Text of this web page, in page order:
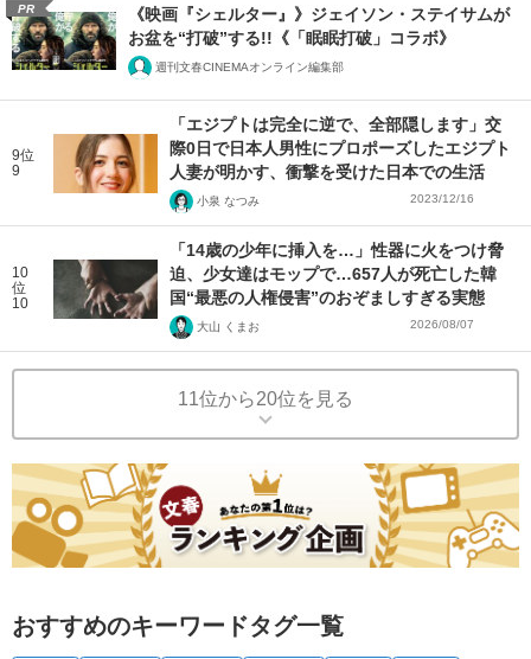
PR
《映画『シェルター』》ジェイソン・ステイサムが
お盆を“打破”する!!《「眠眠打破」コラボ》
週刊文春CINEMAオンライン編集部
9位
9
「エジプトは完全に逆で、全部隠します」交
際0日で日本人男性にプロポーズしたエジプト
人妻が明かす、衝撃を受けた日本での生活
小泉 なつみ 2023/12/16
10
位
10
「14歳の少年に挿入を…」性器に火をつけ脅
迫、少女達はモップで…657人が死亡した韓
国“最悪の人権侵害”のおぞましすぎる実態
大山 くまお 2026/08/07
11位から20位を見る
おすすめのキーワードタグ一覧